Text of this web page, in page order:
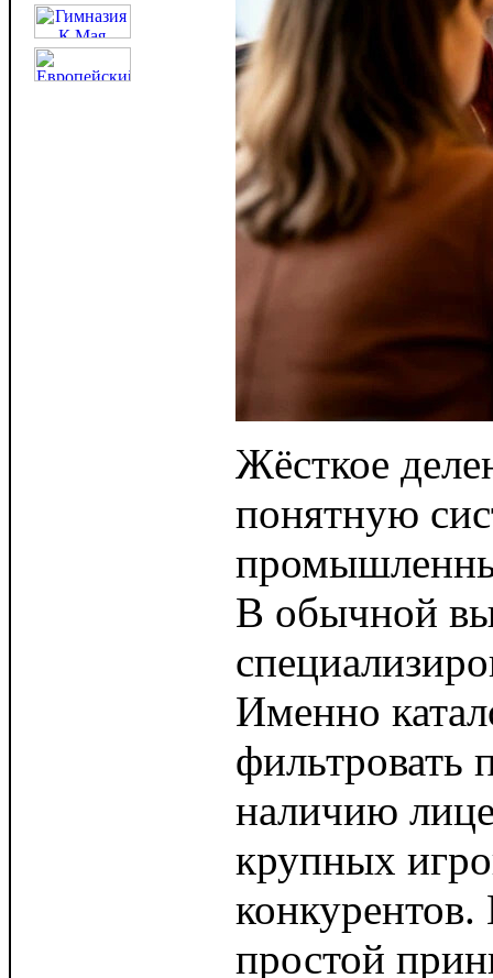
Жёсткое
понятную
В обычной
Именно
фильтровать
наличию
крупных
простой